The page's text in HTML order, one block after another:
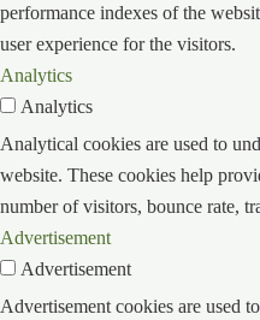
performance indexes of the
user experience for the visitors.
Analytics
Analytics
Analytical cookies are used to
website. These cookies help
number of visitors, bounce rate,
Advertisement
Advertisement
Advertisement cookies are used